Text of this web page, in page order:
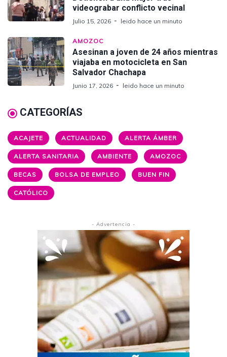
videograbar conflicto vecinal
Julio 15, 2026 leido hace un minuto
AMOZOC
Asesinan a joven de 24 años mientras
viajaba en motocicleta en San
Salvador Chachapa
Junio 17, 2026 leido hace un minuto
CATEGORÍAS
ACAJETE ACTUALIDAD ALERTA ÁMBER
ALERTA SANITARIA AMBIENTE AMOZOC
BECAS BOLSA DE EMPLEO BUEN FIN
CATÓLICO
- Advertencia -